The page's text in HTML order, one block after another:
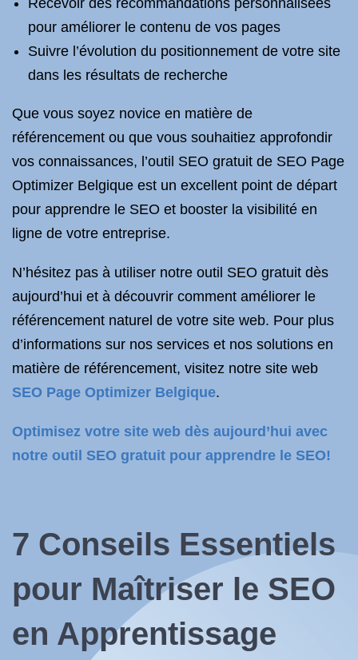
Recevoir des recommandations personnalisées
pour améliorer le contenu de vos pages
Suivre l’évolution du positionnement de votre site
dans les résultats de recherche
Que vous soyez novice en matière de
référencement ou que vous souhaitiez approfondir
vos connaissances, l’outil SEO gratuit de SEO Page
Optimizer Belgique est un excellent point de départ
pour apprendre le SEO et booster la visibilité en
ligne de votre entreprise.
N’hésitez pas à utiliser notre outil SEO gratuit dès
aujourd’hui et à découvrir comment améliorer le
référencement naturel de votre site web. Pour plus
d’informations sur nos services et nos solutions en
matière de référencement, visitez notre site web
SEO Page Optimizer Belgique.
Optimisez votre site web dès aujourd’hui avec
notre outil SEO gratuit pour apprendre le SEO!
7 Conseils Essentiels
pour Maîtriser le SEO
en Apprentissage